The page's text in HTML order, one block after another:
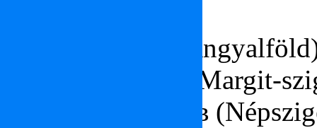
Земля ангелов
Остров Маргит (Margit-
Народный остров